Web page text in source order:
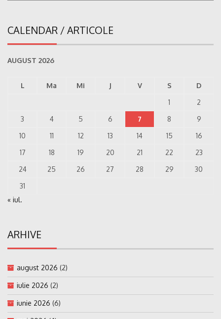
CALENDAR / ARTICOLE
AUGUST 2026
L Ma Mi J V S
D
1
2
3
4 5 6 7 8
9
10
11 12 13 14 15
16
17
18 19 20 21 22
23
24
25 26 27 28 29
30
31
« iul.
ARHIVE
august 2026 (2)
iulie 2026 (2)
iunie 2026 (6)